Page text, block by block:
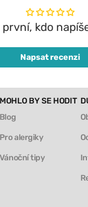
kdo
Napsat recenzi
MOHLO BY SE HODIT
Blog
Pro alergiky
Vánoční tipy